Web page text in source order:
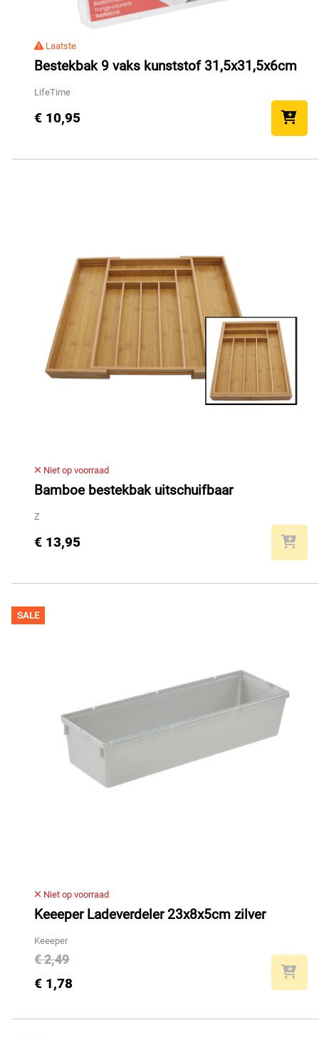
Laatste
Bestekbak 9 vaks kunststof 31,5x31,5x6cm
LifeTime
€ 10,95
Niet op voorraad
Bamboe bestekbak uitschuifbaar
Z
€ 13,95
SALE
Niet op voorraad
Keeeper Ladeverdeler 23x8x5cm zilver
Keeeper
€ 2,49
€ 1,78